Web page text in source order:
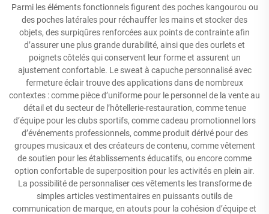
Parmi les éléments fonctionnels figurent des poches kangourou ou
des poches latérales pour réchauffer les mains et stocker des
objets, des surpiqûres renforcées aux points de contrainte afin
d’assurer une plus grande durabilité, ainsi que des ourlets et
poignets côtelés qui conservent leur forme et assurent un
ajustement confortable. Le sweat à capuche personnalisé avec
fermeture éclair trouve des applications dans de nombreux
contextes : comme pièce d’uniforme pour le personnel de la vente au
détail et du secteur de l’hôtellerie-restauration, comme tenue
d’équipe pour les clubs sportifs, comme cadeau promotionnel lors
d’événements professionnels, comme produit dérivé pour des
groupes musicaux et des créateurs de contenu, comme vêtement
de soutien pour les établissements éducatifs, ou encore comme
option confortable de superposition pour les activités en plein air.
La possibilité de personnaliser ces vêtements les transforme de
simples articles vestimentaires en puissants outils de
communication de marque, en atouts pour la cohésion d’équipe et